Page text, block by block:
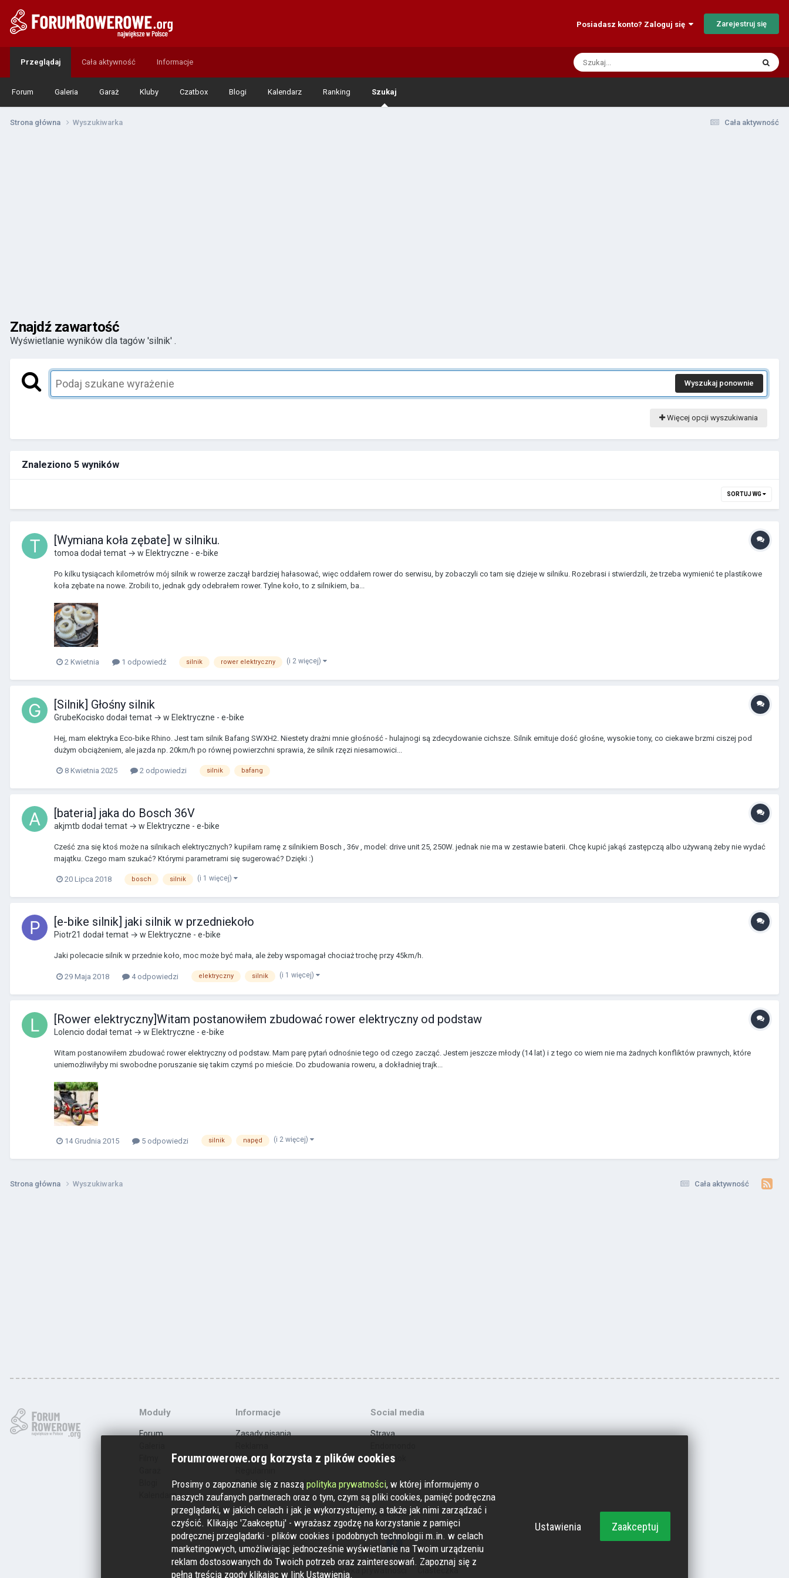
Posiadasz konto? Zaloguj się Zarejestruj się
Przeglądaj
Forum Galeria Garaż Kluby Czatbox Blogi Kalendarz Ranking Szukaj
Cała aktywność Informacje
Cała aktywność
Strona główna Wyszukiwarka
Znajdź zawartość
Wyświetlanie wyników dla tagów 'silnik' .
Wyszukaj ponownie
Więcej opcji wyszukiwania
Znaleziono 5 wyników
SORTUJ WG
[Wymiana koła zębate] w silniku.
tomoa dodał temat → w Elektryczne - e-bike
Po kilku tysiącach kilometrów mój silnik w rowerze zaczął bardziej hałasować, więc oddałem rower do serwisu, by zobaczyli co tam się dzieje w silniku. Rozebrasi i stwierdzili, że trzeba wymienić te plastikowe
koła zębate na nowe. Zrobili to, jednak gdy odebrałem rower. Tylne koło, to z silnikiem, ba...
2 Kwietnia 1 odpowiedź silnik rower elektryczny (i 2 więcej)
[Silnik] Głośny silnik
GrubeKocisko dodał temat → w Elektryczne - e-bike
Hej, mam elektryka Eco-bike Rhino. Jest tam silnik Bafang SWXH2. Niestety drażni mnie głośność - hulajnogi są zdecydowanie cichsze. Silnik emituje dość głośne, wysokie tony, co ciekawe brzmi ciszej pod
dużym obciążeniem, ale jazda np. 20km/h po równej powierzchni sprawia, że silnik rzęzi niesamowici...
8 Kwietnia 2025 2 odpowiedzi silnik bafang
[bateria] jaka do Bosch 36V
akjmtb dodał temat → w Elektryczne - e-bike
Cześć zna się ktoś może na silnikach elektrycznych? kupiłam ramę z silnikiem Bosch , 36v , model: drive unit 25, 250W. jednak nie ma w zestawie baterii. Chcę kupić jakąś zastępczą albo używaną żeby nie wydać
majątku. Czego mam szukać? Którymi parametrami się sugerować? Dzięki :)
20 Lipca 2018 bosch silnik (i 1 więcej)
[e-bike silnik] jaki silnik w przedniekoło
Piotr21 dodał temat → w Elektryczne - e-bike
Jaki polecacie silnik w przednie koło, moc może być mała, ale żeby wspomagał chociaż trochę przy 45km/h.
29 Maja 2018 4 odpowiedzi elektryczny silnik (i 1 więcej)
[Rower elektryczny]Witam postanowiłem zbudować rower elektryczny od podstaw
Lolencio dodał temat → w Elektryczne - e-bike
Witam postanowiłem zbudować rower elektryczny od podstaw. Mam parę pytań odnośnie tego od czego zacząć. Jestem jeszcze młody (14 lat) i z tego co wiem nie ma żadnych konfliktów prawnych, które
uniemożliwiłyby mi swobodne poruszanie się takim czymś po mieście. Do zbudowania roweru, a dokładniej trajk...
14 Grudnia 2015 5 odpowiedzi silnik napęd (i 2 więcej)
Cała aktywność
Strona główna Wyszukiwarka
Moduły
Forum
Kalendarz
Informacje
Zasady pisania
Kontakt
Polityka prywatności
Social media
Strava
Facebook
Zmień kolory
Polityka prywatności
Forumrowerowe.org korzysta z plików cookies
Prosimy o zapoznanie się z naszą polityka prywatności, w której informujemy o
naszych zaufanych partnerach oraz o tym, czym są pliki cookies, pamięć podręczna
przeglądarki, w jakich celach i jak je wykorzystujemy, a także jak nimi zarządzać i
czyścić. Klikając 'Zaakceptuj' - wyrażasz zgodzę na korzystanie z pamięci
podręcznej przeglądarki - plików cookies i podobnych technologii m.in. w celach
marketingowych, umożliwiając jednocześnie wyświetlanie na Twoim urządzeniu
reklam dostosowanych do Twoich potrzeb oraz zainteresowań. Zapoznaj się z
pełną treścią zgody klikając w link Ustawienia.
Ustawienia Zaakceptuj